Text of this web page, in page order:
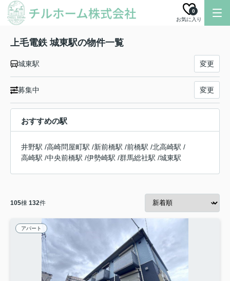
お気に入り
0
上毛電鉄 城東駅の物件一覧
城東駅 変更
募集中 変更
おすすめの駅
井野駅 /高崎問屋町駅 /新前橋駅 /前橋駅 /北高崎駅 /
高崎駅 /中央前橋駅 /伊勢崎駅 /群馬総社駅 /城東駅
105棟 132件
アパート